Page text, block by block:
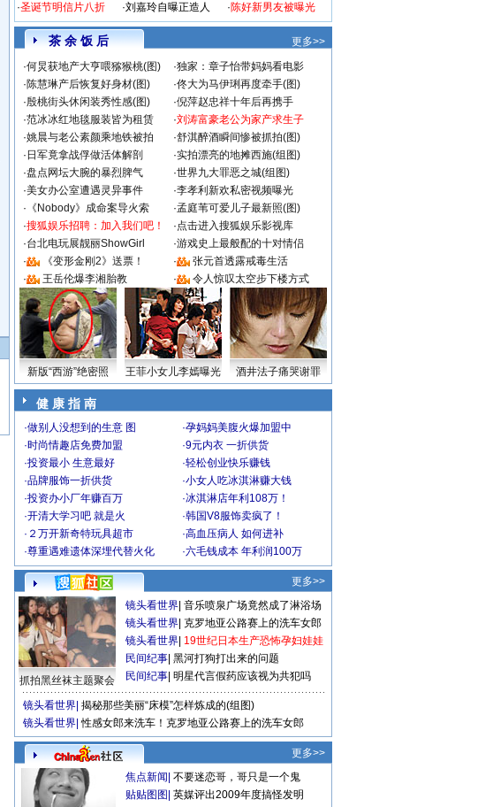
·圣诞节明信片八折
·刘嘉玲自曝正造人
·陈好新男友被曝光
茶 余 饭 后
更多>>
·何炅获地产大亨喂猕猴桃(图) ·独家：章子怡带妈妈看电影
·陈慧琳产后恢复好身材(图) ·佟大为马伊琍再度牵手(图)
·殷桃街头休闲装秀性感(图) ·倪萍赵忠祥十年后再携手
·范冰冰红地毯服装皆为租赁 ·刘涛富豪老公为家产求生子
·姚晨与老公素颜乘地铁被拍 ·舒淇醉酒瞬间惨被抓拍(图)
· 日军竟拿战俘做活体解剖 ·实拍漂亮的地摊西施(组图)
·盘点网坛大腕的暴烈脾气 ·世界九大罪恶之城(组图)
·美女办公室遭遇灵异事件 ·李孝利新欢私密视频曝光
· 《Nobody》成命案导火索 ·孟庭苇可爱儿子最新照(图)
·搜狐娱乐招聘：加入我们吧！ ·点击进入搜狐娱乐影视库
·台北电玩展靓丽ShowGirl ·游戏史上最般配的十对情侣
·
《变形金刚2》送票！ ·
张元首透露戒毒生活
·
王岳伦爆李湘胎教 · 令人惊叹太空步下楼方式
新版“西游”绝密照 王菲小女儿李嫣曝光 酒井法子痛哭谢罪
健 康 指 南
·做别人没想到的生意 图 ·孕妈妈美腹火爆加盟中
·时尚情趣店免费加盟 ·9元内衣 一折供货
·投资最小 生意最好 ·轻松创业快乐赚钱
·品牌服饰一折供货 ·小女人吃冰淇淋赚大钱
·投资办小厂年赚百万 ·冰淇淋店年利108万！
·开清大学习吧 就是火 ·韩国V8服饰卖疯了！
· ２万开新奇特玩具超市 ·高血压病人 如何进补
·尊重遇难遗体深埋代替火化 ·六毛钱成本 年利润100万
更多>>
抓拍黑丝袜主题聚会
镜头看世界 音乐喷泉广场竟然成了淋浴场
镜头看世界 克罗地亚公路赛上的洗车女郎
镜头看世界 19世纪日本生产恐怖孕妇娃娃
民间纪事 黑河打狗打出来的问题
民间纪事 明星代言假药应该视为共犯吗
镜头看世界 揭秘那些美丽“床模”怎样炼成的(组图)
镜头看世界 性感女郎来洗车！克罗地亚公路赛上的洗车女郎
更多>>
焦点新闻 不要迷恋哥，哥只是一个鬼
贴贴图图 英媒评出2009年度搞怪发明